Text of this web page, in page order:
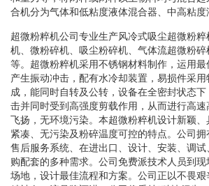
合机分为气体和低粘度液体混合器、中高粘度
超微粉粹机公司专业生产风冷式吸尘超微粉
机、微粉碎机、吸尘粉碎机、气体流超微粉
等。超微粉粹机采用不锈钢材料制作，运用
产生振动冲击，配有水冷却装置，易损件采
成，能同时自转及公转，设备在全密封状态
击并同时受到高强度剪载作用，从而进行高
飞扬，无环境污染。本超微粉粹机设计新颖
紧凑、无污染及粉碎温度可控的特点。公司
售后服务系统、在进出口、设计、安装、调
购配套的多种需求。公司免费派技术人员到现
场地，设计最佳流程和方案。公司正以不畏